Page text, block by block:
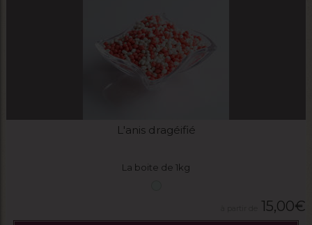
L'anis dragéifié
La boite de 1kg
15,00€